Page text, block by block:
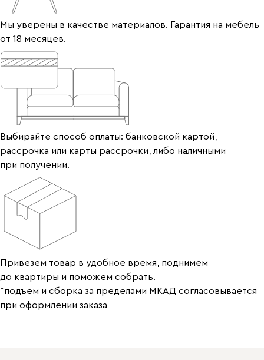
Мы уверены в качестве материалов. Гарантия на мебель
от 18 месяцев.
Выбирайте способ оплаты: банковской картой,
рассрочка или карты рассрочки, либо наличными
при получении.
Привезем товар в удобное время, поднимем
до квартиры и поможем собрать.
*подъем и сборка за пределами МКАД согласовывается
при оформлении заказа